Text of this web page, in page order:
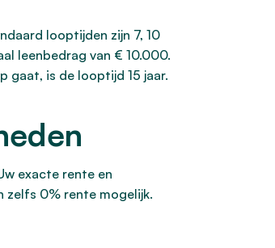
looptijden zijn 7, 10
leenbedrag van € 10.000.
gaat, is de looptijd 15 jaar.
exacte rente en
zelfs 0% rente mogelijk.